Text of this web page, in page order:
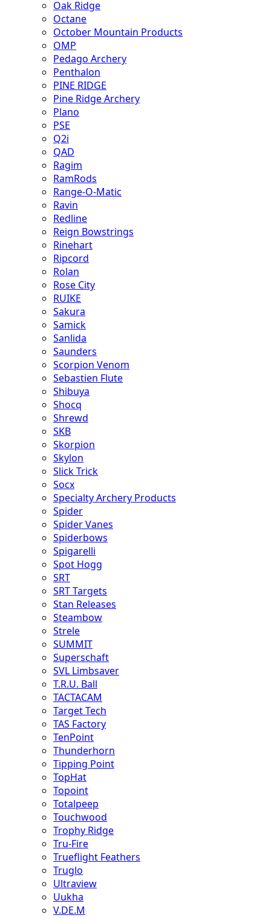
Oak Ridge
Octane
October Mountain Products
OMP
Pedago Archery
Penthalon
PINE RIDGE
Pine Ridge Archery
Plano
PSE
Q2i
QAD
Ragim
RamRods
Range-O-Matic
Ravin
Redline
Reign Bowstrings
Rinehart
Ripcord
Rolan
Rose City
RUIKE
Sakura
Samick
Sanlida
Saunders
Scorpion Venom
Sebastien Flute
Shibuya
Shocq
Shrewd
SKB
Skorpion
Skylon
Slick Trick
Socx
Specialty Archery Products
Spider
Spider Vanes
Spiderbows
Spigarelli
Spot Hogg
SRT
SRT Targets
Stan Releases
Steambow
Strele
SUMMIT
Superschaft
SVL Limbsaver
T.R.U. Ball
TACTACAM
Target Tech
TAS Factory
TenPoint
Thunderhorn
Tipping Point
TopHat
Topoint
Totalpeep
Touchwood
Trophy Ridge
Tru-Fire
Trueflight Feathers
Truglo
Ultraview
Uukha
V.DE.M